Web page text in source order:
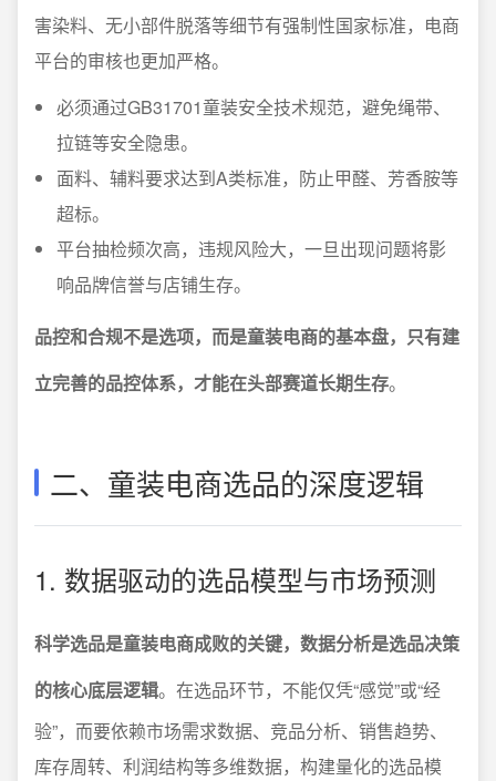
害染料、无小部件脱落等细节有强制性国家标准，电商
平台的审核也更加严格。
必须通过GB31701童装安全技术规范，避免绳带、
拉链等安全隐患。
面料、辅料要求达到A类标准，防止甲醛、芳香胺等
超标。
平台抽检频次高，违规风险大，一旦出现问题将影
响品牌信誉与店铺生存。
品控和合规不是选项，而是童装电商的基本盘，只有建
立完善的品控体系，才能在头部赛道长期生存。
二、童装电商选品的深度逻辑
1. 数据驱动的选品模型与市场预测
科学选品是童装电商成败的关键，数据分析是选品决策
的核心底层逻辑。在选品环节，不能仅凭“感觉”或“经
验”，而要依赖市场需求数据、竞品分析、销售趋势、
库存周转、利润结构等多维数据，构建量化的选品模